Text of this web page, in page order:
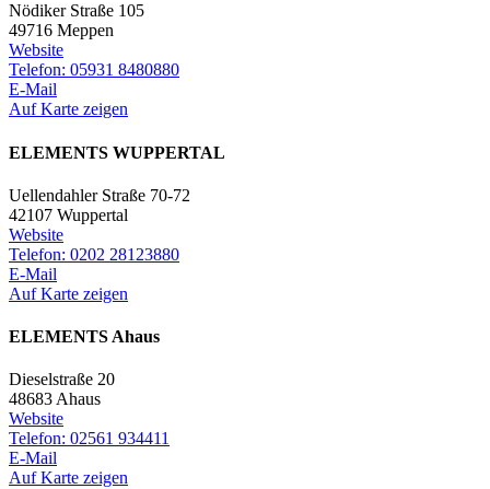
Nödiker Straße 105
49716 Meppen
Website
Telefon: 05931 8480880
E-Mail
Auf Karte zeigen
ELEMENTS WUPPERTAL
Uellendahler Straße 70-72
42107 Wuppertal
Website
Telefon: 0202 28123880
E-Mail
Auf Karte zeigen
ELEMENTS Ahaus
Dieselstraße 20
48683 Ahaus
Website
Telefon: 02561 934411
E-Mail
Auf Karte zeigen